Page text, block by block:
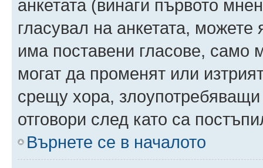
анкетата (винаги първото
гласувал на анкетата,
има поставени гласове, само
могат да променят или
срещу хора,
отговори след като са
Върнете се в началото